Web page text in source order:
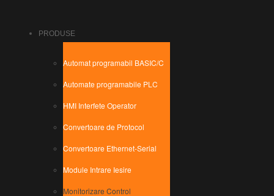
PRODUSE
Automat programabil BASIC/C
Automate programabile PLC
HMI Interfete Operator
Convertoare de Protocol
Convertoare Ethernet-Serial
Module Intrare Iesire
Monitorizare Control